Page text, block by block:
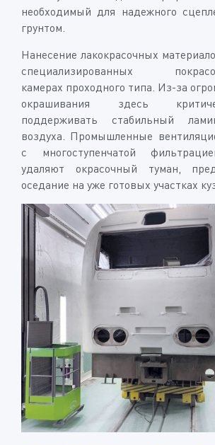
необходимый для надежного
грунтом.
Нанесение лакокрасочных
специализированных
камерах проходного типа. Из-за
окрашивания здесь
поддерживать стабильный
воздуха. Промышленные
с многоступенчатой
удаляют окрасочный туман,
оседание на уже готовых участках